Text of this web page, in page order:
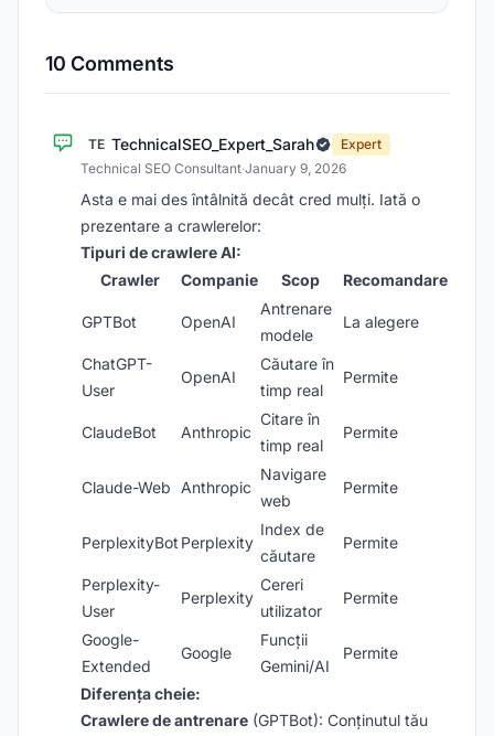
10 Comments
TE TechnicalSEO_Expert_Sarah
Expert
Technical SEO Consultant·January 9, 2026
Asta e mai des întâlnită decât cred mulți. Iată o
prezentare a crawlerelor:
Tipuri de crawlere AI:
Crawler
Companie Scop Recomandare
GPTBot OpenAI
Antrenare
modele
La alegere
ChatGPT-
User
OpenAI
Căutare în
timp real
Permite
ClaudeBot Anthropic
Citare în
timp real
Permite
Claude-Web Anthropic
Navigare
web
Permite
PerplexityBot Perplexity
Index de
căutare
Permite
Perplexity-
User
Perplexity
Cereri
utilizator
Permite
Google-
Extended
Google
Funcții
Gemini/AI
Permite
Diferența cheie:
Crawlere de antrenare (GPTBot): Conținutul tău